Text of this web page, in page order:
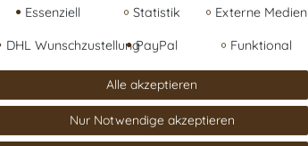
Essenziell
Statistik Externe Medien
DHL WunschzustellungPayPal Funktional
Alle akzeptieren
Nur Notwendige akzeptieren